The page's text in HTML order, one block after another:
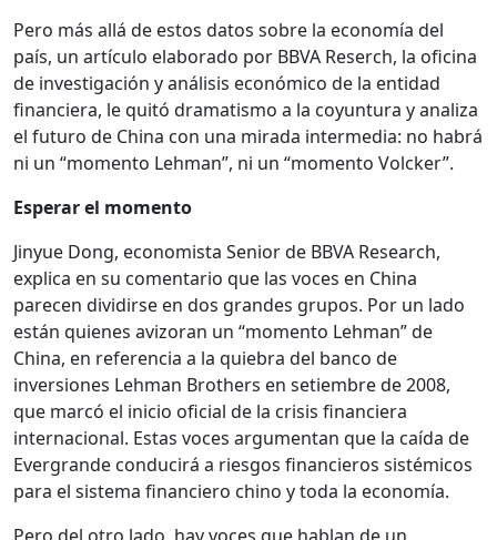
Pero más allá de estos datos sobre la economía del
país, un artículo elaborado por BBVA Reserch, la oficina
de investigación y análisis económico de la entidad
financiera, le quitó dramatismo a la coyuntura y analiza
el futuro de China con una mirada intermedia: no habrá
ni un “momento Lehman”, ni un “momento Volcker”.
Esperar el momento
Jinyue Dong, economista Senior de BBVA Research,
explica en su comentario que las voces en China
parecen dividirse en dos grandes grupos. Por un lado
están quienes avizoran un “momento Lehman” de
China, en referencia a la quiebra del banco de
inversiones Lehman Brothers en setiembre de 2008,
que marcó el inicio oficial de la crisis financiera
internacional. Estas voces argumentan que la caída de
Evergrande conducirá a riesgos financieros sistémicos
para el sistema financiero chino y toda la economía.